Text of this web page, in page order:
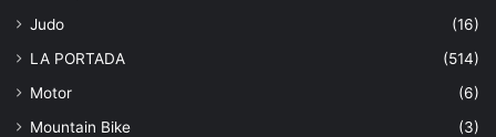
Judo
(16)
LA PORTADA
(514)
Motor
(6)
Mountain Bike
(3)